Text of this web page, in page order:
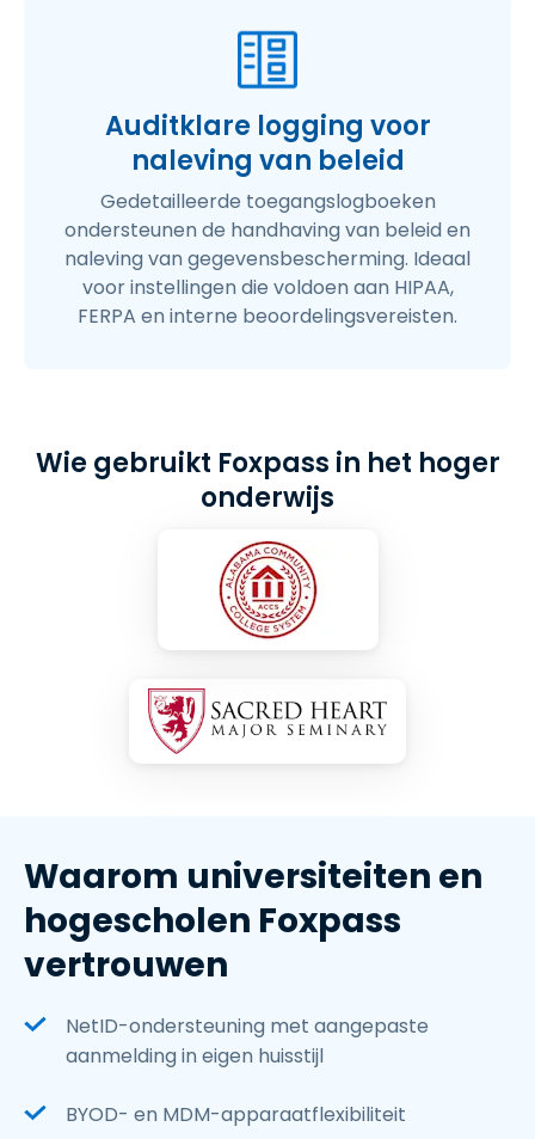
Auditklare logging voor
naleving van beleid
Gedetailleerde toegangslogboeken
ondersteunen de handhaving van beleid en
naleving van gegevensbescherming. Ideaal
voor instellingen die voldoen aan HIPAA,
FERPA en interne beoordelingsvereisten.
Wie gebruikt Foxpass in het hoger
onderwijs
Waarom universiteiten en
hogescholen Foxpass
vertrouwen
NetID-ondersteuning met aangepaste
aanmelding in eigen huisstijl
BYOD- en MDM-apparaatflexibiliteit